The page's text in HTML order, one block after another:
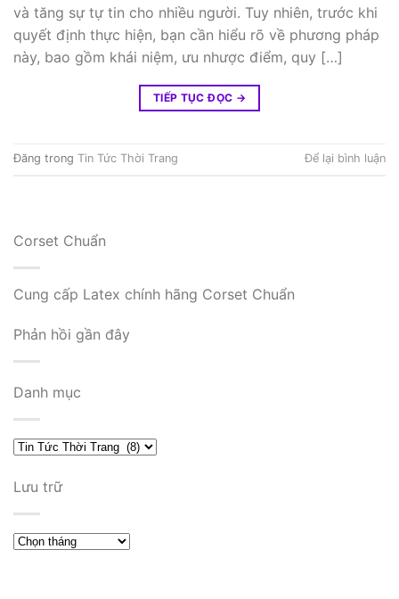
và tăng sự tự tin cho nhiều người. Tuy nhiên, trước khi
quyết định thực hiện, bạn cần hiểu rõ về phương pháp
này, bao gồm khái niệm, ưu nhược điểm, quy […]
TIẾP TỤC ĐỌC →
Đăng trong Tin Tức Thời Trang Để lại bình luận
Corset Chuẩn
Cung cấp Latex chính hãng Corset Chuẩn
Phản hồi gần đây
Danh mục
Danh
Lưu trữ
Lưu